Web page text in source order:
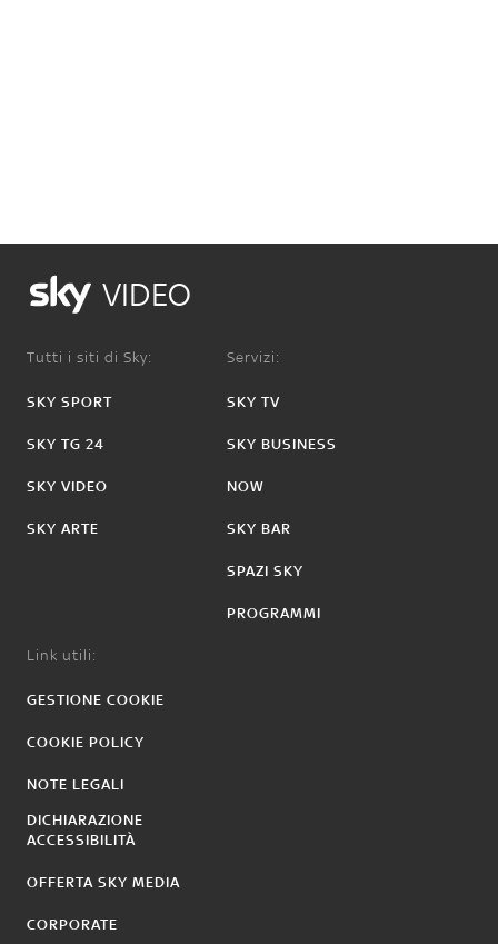
VIDEO
Tutti i siti di Sky:
SKY SPORT
SKY TG 24
SKY VIDEO
SKY ARTE
Servizi:
SKY TV
SKY BUSINESS
NOW
SKY BAR
SPAZI SKY
PROGRAMMI
Link utili:
GESTIONE COOKIE
COOKIE POLICY
NOTE LEGALI
DICHIARAZIONE
ACCESSIBILITÀ
OFFERTA SKY MEDIA
CORPORATE